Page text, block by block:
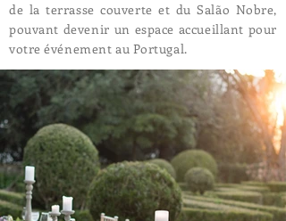
de la terrasse couverte et du Salão Nobre,
pouvant devenir un espace accueillant pour
votre événement au Portugal.